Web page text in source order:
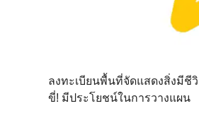
ลงทะเบียนพื้นที่จัดแสดงสิ่งมี
ขี่! มีประโยชน์ในการวางแผน